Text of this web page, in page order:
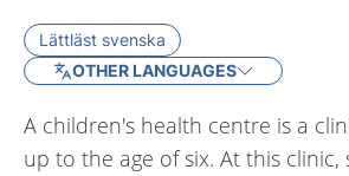
Lättläst svenska
OTHER LANGUAGES
A children's health centre is a
up to the age of six. At this clinic,